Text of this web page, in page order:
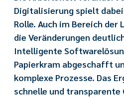
Digitalisierung spielt
Rolle. Auch im Bereich der
die Veränderungen
Intelligente
Papierkram abgeschafft
komplexe Prozesse. Das
schnelle und transparente